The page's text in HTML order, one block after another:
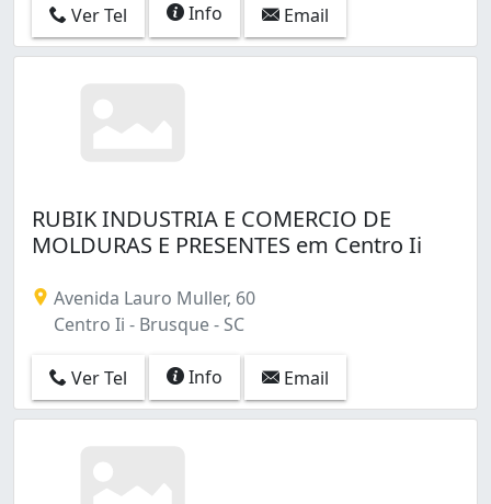
Ver Tel Info Email
RUBIK INDUSTRIA E COMERCIO DE
MOLDURAS E PRESENTES em Centro Ii
Avenida Lauro Muller, 60
Centro Ii - Brusque - SC
Ver Tel Info Email